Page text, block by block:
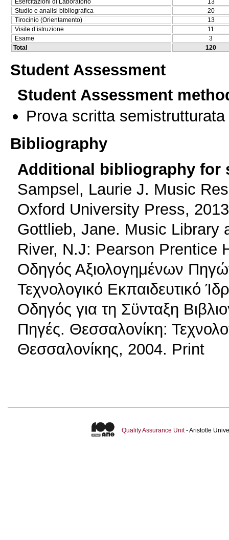
Esercitazioni di Laboratorio
13
Studio e analisi bibliografica
20
Tirocinio (Orientamento)
13
Visite d’istruzione
11
Esame
3
Total
120
Student Assessment
Student Assessment
Prova scritta
Bibliography
Additional bibliography for
Sampsel, Laurie J. Music
Oxford University Press,
Gottlieb, Jane. Music Library
River, N.J: Pearson Prentice
Οδηγός Αξιολογημένων
Τεχνολογικό Εκπαιδευτικό
Οδηγός για τη Σϋνταξη
Πηγές. Θεσσαλονίκη:
Θεσσαλονίκης, 2004. Print
Quality Assurance Unit- Aristotle